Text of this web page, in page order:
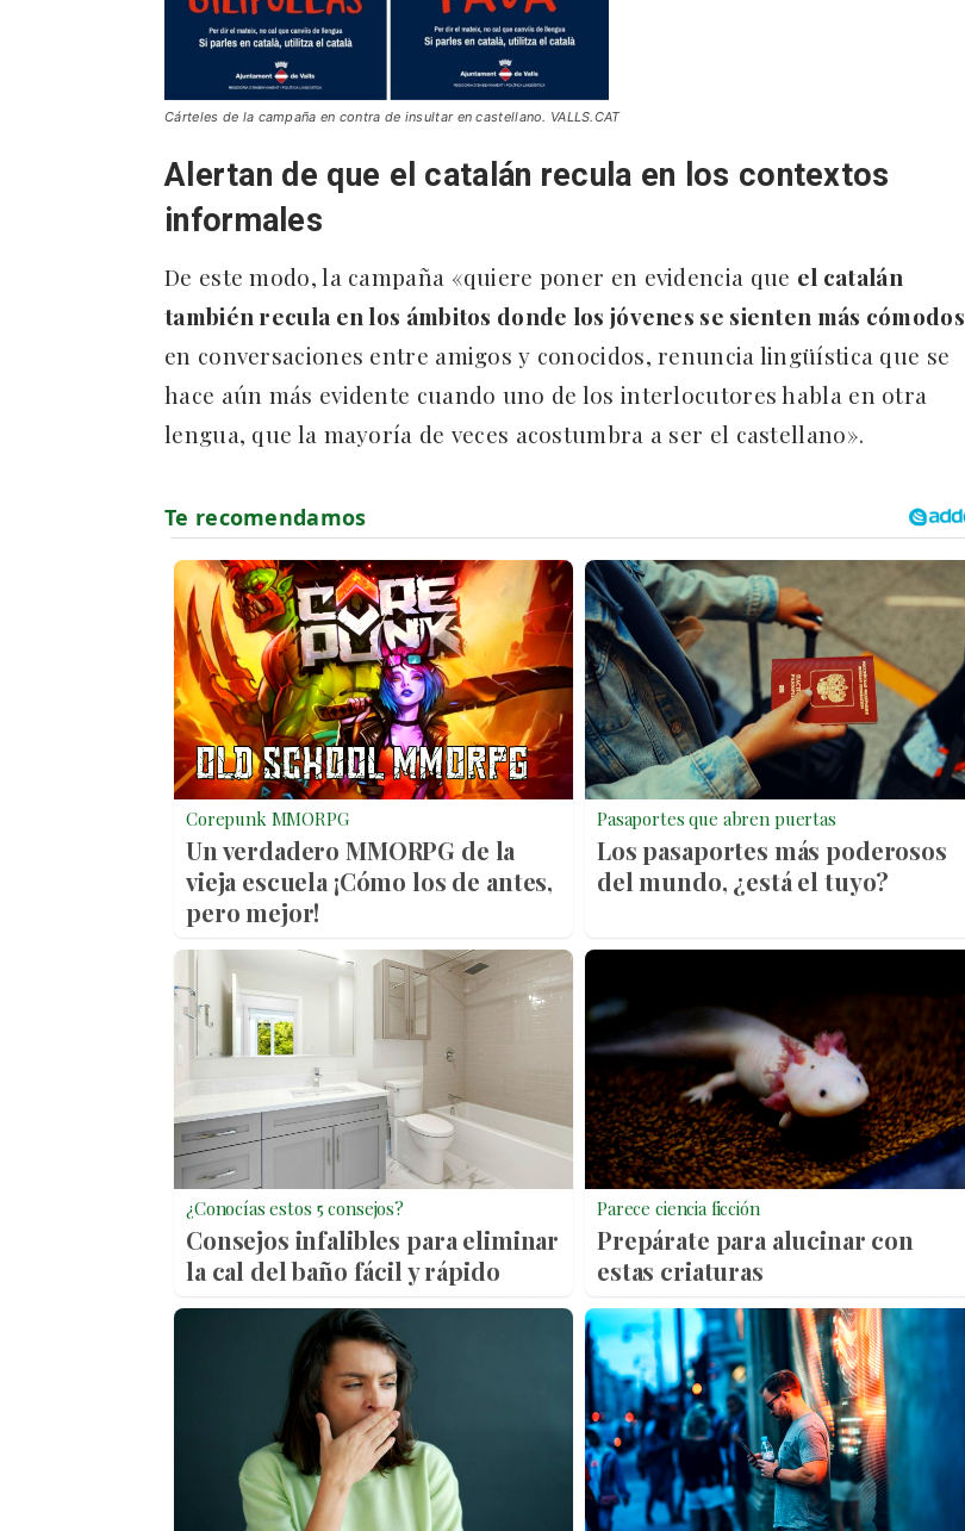
Cárteles de la campaña en contra de insultar en castellano. VALLS.CAT
Alertan de que el catalán recula en los contextos
informales
De este modo, la campaña «quiere poner en evidencia que el catalán
también recula en los ámbitos donde los jóvenes se sienten más cómodos
en conversaciones entre amigos y conocidos, renuncia lingüística que se
hace aún más evidente cuando uno de los interlocutores habla en otra
lengua, que la mayoría de veces acostumbra a ser el castellano».
Corepunk MMORPG
Un verdadero MMORPG de la
vieja escuela ¡Cómo los de antes,
pero mejor!
Pasaportes que abren puertas
Los pasaportes más poderosos
del mundo, ¿está el tuyo?
¿Conocías estos 5 consejos?
Consejos infalibles para eliminar
la cal del baño fácil y rápido
Parece ciencia ficción
Prepárate para alucinar con
estas criaturas